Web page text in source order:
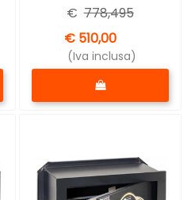
€ 778,495
€ 510,00
(Iva inclusa)
Quantità